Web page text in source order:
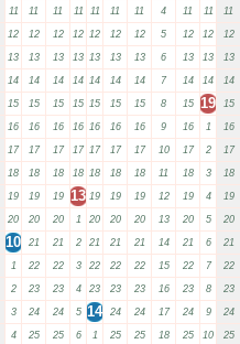
11 11 11 11 11 11 11 4 11 11 11
12 12 12 12 12 12 12 5 12 12 12
13 13 13 13 13 13 13 6 13 13 13
14 14 14 14 14 14 14 7 14 14 14
15 15 15 15 15 15 15 8 15 19 15
16 16 16 16 16 16 16 9 16 1 16
17 17 17 17 17 17 17 10 17 2 17
18 18 18 18 18 18 18 11 18 3 18
19 19 19 13 19 19 19 12 19 4 19
20 20 20 1 20 20 20 13 20 5 20
10 21 21 2 21 21 21 14 21 6 21
1 22 22 3 22 22 22 15 22 7 22
2 23 23 4 23 23 23 16 23 8 23
3 24 24 5 14 24 24 17 24 9 24
4 25 25 6 1 25 25 18 25 10 25